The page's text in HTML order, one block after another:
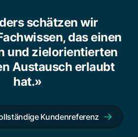
schätzen wir
das einen
und zielorientierten
Austausch erlaubt
hat.»
Kundenreferenz